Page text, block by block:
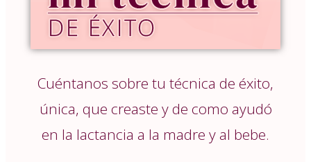
Cuéntanos sobre tu técnica de éxito,
única, que creaste y de como ayudó
en la lactancia a la madre y al bebe.